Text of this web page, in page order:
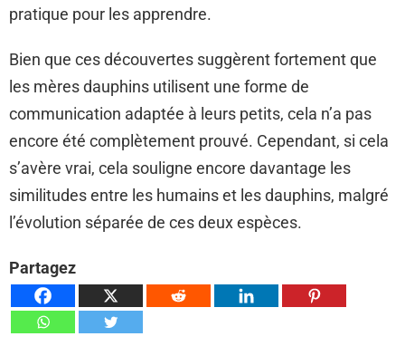
pratique pour les apprendre.
Bien que ces découvertes suggèrent fortement que
les mères dauphins utilisent une forme de
communication adaptée à leurs petits, cela n’a pas
encore été complètement prouvé. Cependant, si cela
s’avère vrai, cela souligne encore davantage les
similitudes entre les humains et les dauphins, malgré
l’évolution séparée de ces deux espèces.
Partagez